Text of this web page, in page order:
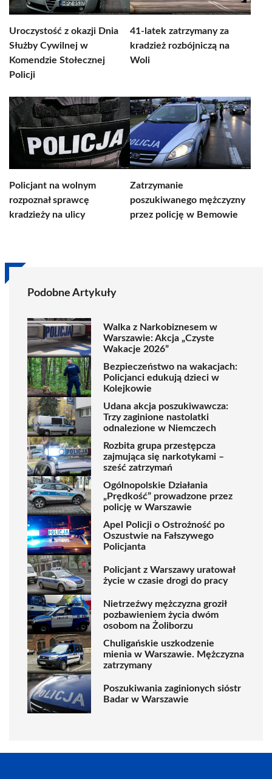
Uroczystość z okazji Dnia
Służby Cywilnej w
Komendzie Stołecznej
Policji
41-latek zatrzymany za
kradzież rozbójniczą na
Woli
Policjant na wolnym
rozpoznał sprawcę
kradzieży na ulicy
Zatrzymanie
poszukiwanego mężczyzny
przez policję w Bemowie
Podobne Artykuły
Walka z Narkobiznesem w
Warszawie: Akcja „Czyste
Wakacje 2026”
Bezpieczeństwo na wakacjach:
Policjanci edukują dzieci w
Kolejkowie
Udana akcja poszukiwawcza:
Trzy zaginione nastolatki
odnalezione w Niemczech
Rozbita grupa przestępcza
zajmująca się narkotykami –
sześć zatrzymań
Ogólnopolskie Działania
„Prędkość” prowadzone przez
policję w Warszawie
Apel Policji o Ostrożność po
Oszustwie na Fałszywego
Policjanta
Policjant z Warszawy uratował
życie w czasie drogi do pracy
Nietrzeźwy mężczyzna groził
pozbawieniem życia dwóm
osobom na Żoliborzu
Chuligańskie uszkodzenie
mienia w Warszawie. Mężczyzna
zatrzymany
Poszukiwania zaginionych sióstr
Badar w Warszawie